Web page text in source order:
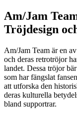
Am/Jam
Tröjdesign
Am/Jam Team är en
och deras retrotröjor
landet. Dessa tröjor
som har fängslat
att utforska den
deras kulturella
bland supportrar.